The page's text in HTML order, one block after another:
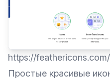
https://feathericons.com/
Простые красивые